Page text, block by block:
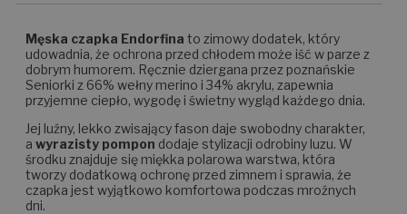
Męska czapka Endorfina to zimowy dodatek, który
udowadnia, że ochrona przed chłodem może iść w parze z
dobrym humorem. Ręcznie dziergana przez poznańskie
Seniorki z 66% wełny merino i 34% akrylu, zapewnia
przyjemne ciepło, wygodę i świetny wygląd każdego dnia.
Jej luźny, lekko zwisający fason daje swobodny charakter,
a wyrazisty pompon dodaje stylizacji odrobiny luzu. W
środku znajduje się miękka polarowa warstwa, która
tworzy dodatkową ochronę przed zimnem i sprawia, że
czapka jest wyjątkowo komfortowa podczas mroźnych
dni.